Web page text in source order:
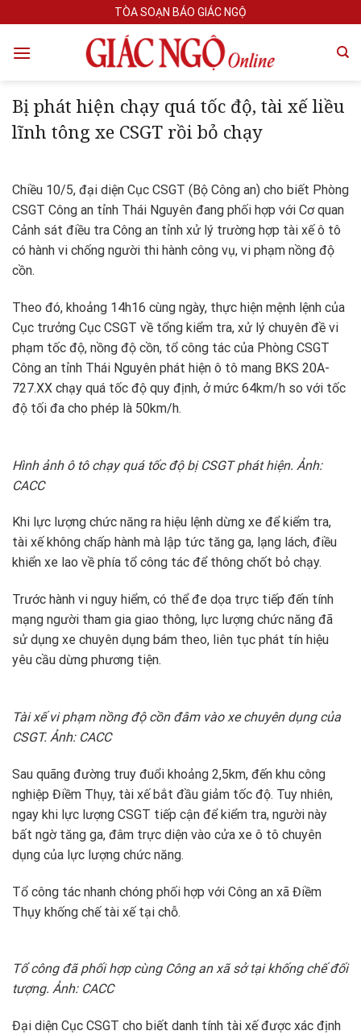
to
content
TÒA SOẠN BÁO GIÁC NGỘ
Bị phát hiện chạy quá tốc độ, tài xế liều
lĩnh tông xe CSGT rồi bỏ chạy
Chiều 10/5, đại diện Cục CSGT (Bộ Công an) cho biết Phòng
CSGT Công an tỉnh Thái Nguyên đang phối hợp với Cơ quan
Cảnh sát điều tra Công an tỉnh xử lý trường hợp tài xế ô tô
có hành vi chống người thi hành công vụ, vi phạm nồng độ
cồn.
Theo đó, khoảng 14h16 cùng ngày, thực hiện mệnh lệnh của
Cục trưởng Cục CSGT về tổng kiểm tra, xử lý chuyên đề vi
phạm tốc độ, nồng độ cồn, tổ công tác của Phòng CSGT
Công an tỉnh Thái Nguyên phát hiện ô tô mang BKS 20A-
727.XX chạy quá tốc độ quy định, ở mức 64km/h so với tốc
độ tối đa cho phép là 50km/h.
Hình ảnh ô tô chạy quá tốc độ bị CSGT phát hiện. Ảnh:
CACC
Khi lực lượng chức năng ra hiệu lệnh dừng xe để kiểm tra,
tài xế không chấp hành mà lập tức tăng ga, lạng lách, điều
khiển xe lao về phía tổ công tác để thông chốt bỏ chạy.
Trước hành vi nguy hiểm, có thể đe dọa trực tiếp đến tính
mạng người tham gia giao thông, lực lượng chức năng đã
sử dụng xe chuyên dụng bám theo, liên tục phát tín hiệu
yêu cầu dừng phương tiện.
Tài xế vi phạm nồng độ cồn đâm vào xe chuyên dụng của
CSGT. Ảnh: CACC
Sau quãng đường truy đuổi khoảng 2,5km, đến khu công
nghiệp Điềm Thụy, tài xế bắt đầu giảm tốc độ. Tuy nhiên,
ngay khi lực lượng CSGT tiếp cận để kiểm tra, người này
bất ngờ tăng ga, đâm trực diện vào cửa xe ô tô chuyên
dụng của lực lượng chức năng.
Tổ công tác nhanh chóng phối hợp với Công an xã Điềm
Thụy khống chế tài xế tại chỗ.
Tổ công đã phối hợp cùng Công an xã sở tại khống chế đối
tượng. Ảnh: CACC
Đại diện Cục CSGT cho biết danh tính tài xế được xác định